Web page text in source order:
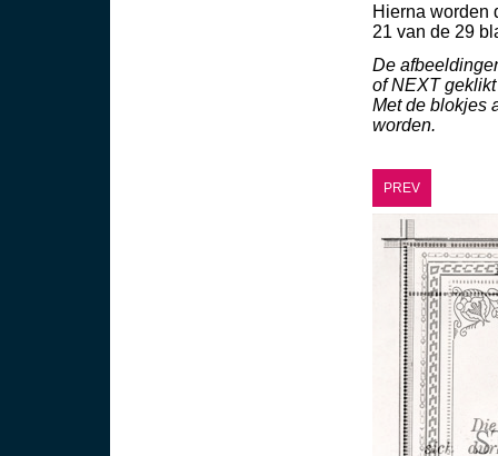
Hierna worden
21 van de 29
De
of NEXT
Met de blokjes
worden.
PREV